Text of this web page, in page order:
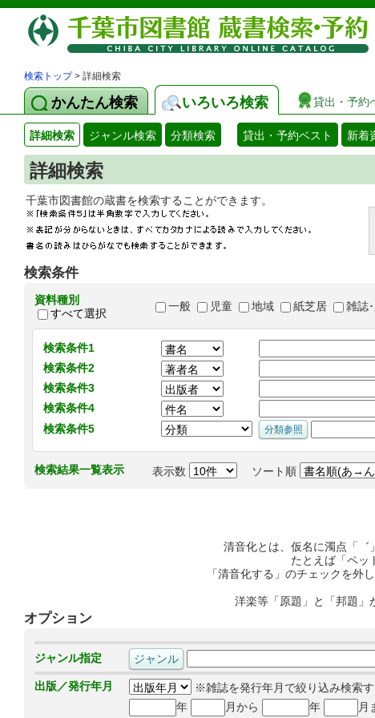
検索トップ> 詳細検索
かんたん検索 いろいろ検索 貸出・予約
詳細検索 ジャンル検索 分類検索 貸出・予約ベスト 新着
詳細検索
千葉市図書館の蔵書を検索することができます
検索条件
資料種別
すべて選択
一般 児童 地域 紙芝居 雑誌
検索条件1
検索条件2
検索条件3
検索条件4
検索条件5
検索結果一覧表示 表示数 ソート順
清音化とは、仮名に濁点「゛
たとえば「ペッ
「清音化する」のチェックを外
洋楽等「原題」と「邦題」
オプション
ジャンル指定
出版／発行年月
※雑誌を発行年月で絞り込み検索
年
月から 年 月